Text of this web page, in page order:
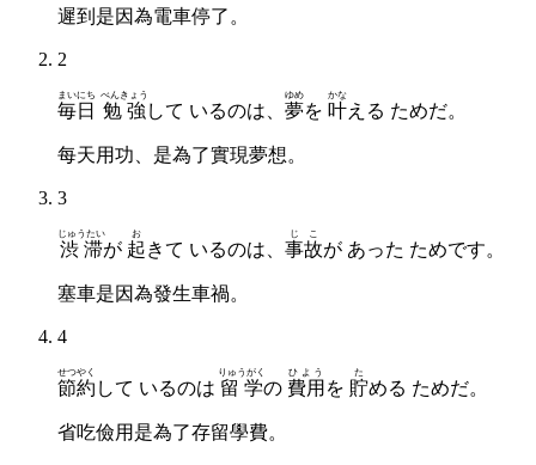
遲到是因為電車停了。
2
毎日
まいにち
勉強
べんきょう
して いるのは、 夢
ゆめ
を 叶
かな
える ためだ。
每天用功、是為了實現夢想。
3
渋滞
じゅうたい
が 起
お
きて いるのは、 事故
じこ
が あった ためです。
塞車是因為發生車禍。
4
節約
せつやく
して いるのは 留学
りゅうがく
の 費用
ひよう
を 貯
た
める ためだ。
省吃儉用是為了存留學費。